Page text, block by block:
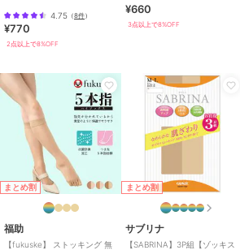
4.75 （8件）
¥770
2点以上で8%OFF
¥660
3点以上で8%OFF
まとめ割
福助
【fukuske】 ストッキング 無
まとめ割
サブリナ
【SABRINA】3P組【ゾッキス